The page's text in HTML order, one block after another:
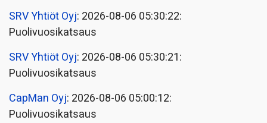
SRV Yhtiöt Oyj: 2026-08-06 05:30:22:
Puolivuosikatsaus
SRV Yhtiöt Oyj: 2026-08-06 05:30:21:
Puolivuosikatsaus
CapMan Oyj: 2026-08-06 05:00:12:
Puolivuosikatsaus